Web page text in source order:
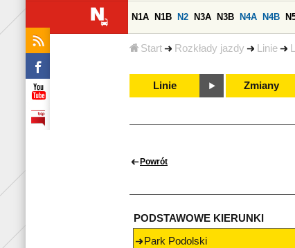
Start Rozkłady jazdy Linie
N1A N1B N2 N3A N3B N4A N4B
Linie Zmiany
Powrót
PODSTAWOWE KIERUNKI
Park Podolski